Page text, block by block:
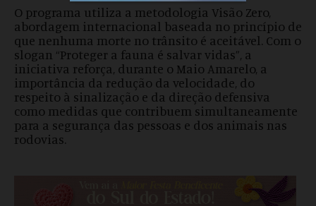
O programa utiliza a metodologia Visão Zero,
abordagem internacional baseada no princípio de
que nenhuma morte no trânsito é aceitável. Com o
slogan “Proteger a fauna é salvar vidas”, a
iniciativa reforça, durante o Maio Amarelo, a
importância da redução da velocidade, do
respeito à sinalização e da direção defensiva
como medidas que contribuem simultaneamente
para a segurança das pessoas e dos animais nas
rodovias.